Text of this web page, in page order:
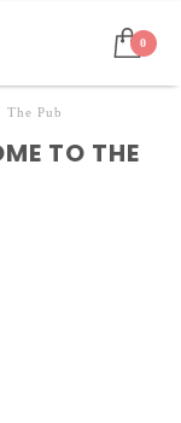
0
The Pub
TO THE